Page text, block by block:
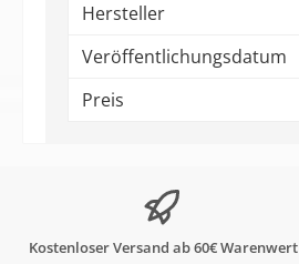
Hersteller
Veröffentlichungsdatum
Preis
Kostenloser Versand ab 60€ Warenwert